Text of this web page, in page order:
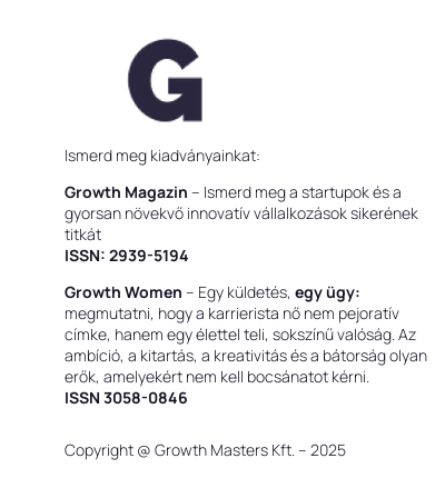
Ismerd meg kiadványainkat:
Growth Magazin – Ismerd meg a startupok és a
gyorsan növekvő innovatív vállalkozások sikerének
titkát
ISSN: 2939-5194
Growth Women – Egy küldetés, egy ügy:
megmutatni, hogy a karrierista nő nem pejoratív
címke, hanem egy élettel teli, sokszínű valóság. Az
ambíció, a kitartás, a kreativitás és a bátorság olyan
erők, amelyekért nem kell bocsánatot kérni.
ISSN 3058-0846
Copyright @ Growth Masters Kft. – 2025